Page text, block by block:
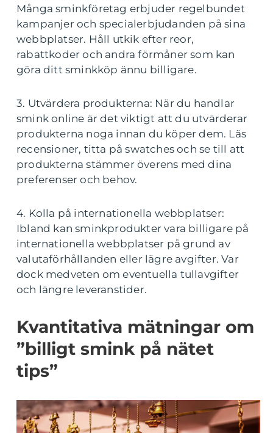
Många sminkföretag erbjuder regelbundet
kampanjer och specialerbjudanden på sina
webbplatser. Håll utkik efter reor,
rabattkoder och andra förmåner som kan
göra ditt sminkköp ännu billigare.
3. Utvärdera produkterna: När du handlar
smink online är det viktigt att du utvärderar
produkterna noga innan du köper dem. Läs
recensioner, titta på swatches och se till att
produkterna stämmer överens med dina
preferenser och behov.
4. Kolla på internationella webbplatser:
Ibland kan sminkprodukter vara billigare på
internationella webbplatser på grund av
valutaförhållanden eller lägre avgifter. Var
dock medveten om eventuella tullavgifter
och längre leveranstider.
Kvantitativa mätningar om
”billigt smink på nätet
tips”